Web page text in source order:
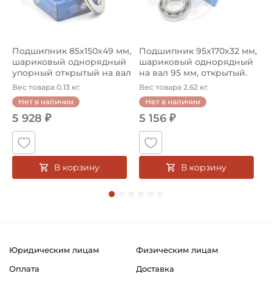
Подшипник 85х150х49 мм,
шариковый однорядный
упорный открытый на вал
85...
Вес товара 0.13 кг.
Нет в наличии
5 928 ₽
В корзину
Подшипник 95х170х32 мм,
шариковый однорядный
на вал 95 мм, открытый.
Ар...
Вес товара 2.62 кг.
Нет в наличии
5 156 ₽
В корзину
Юридическим лицам
Физическим лицам
Оплата
Доставка